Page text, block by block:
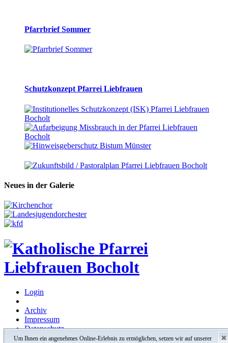
Pfarrbrief Sommer
Schutzkonzept Pfarrei Liebfrauen
Neues in der Galerie
Login
Archiv
Impressum
Datenschutz
Um Ihnen ein angenehmes Online-Erlebnis zu ermöglichen, setzen wir auf unserer ✖